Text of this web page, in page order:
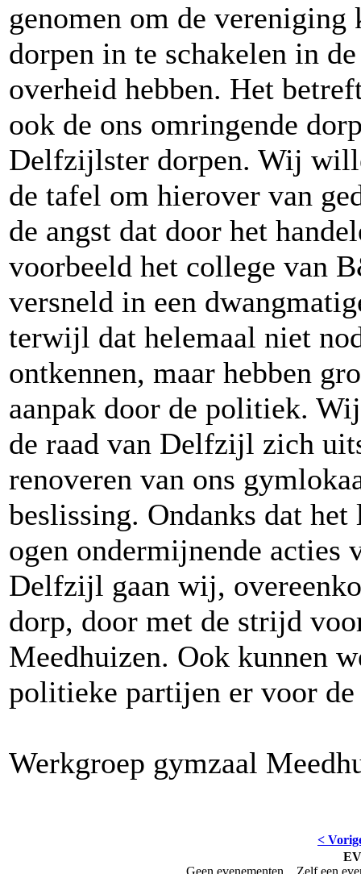
genomen om de vereniging
dorpen in te schakelen in
overheid hebben. Het
ook de ons omringende
Delfzijlster dorpen. Wij
de tafel om hierover van
de angst dat door het
voorbeeld het college van
versneld in een
terwijl dat helemaal niet
ontkennen, maar hebben
aanpak door de politiek.
de raad van Delfzijl zich
renoveren van ons
beslissing. Ondanks dat
ogen ondermijnende
Delfzijl gaan wij,
dorp, door met de strijd
Meedhuizen. Ook kunnen
politieke partijen er voor
Werkgroep gymzaal
<
Geen evenementen... Zelf een